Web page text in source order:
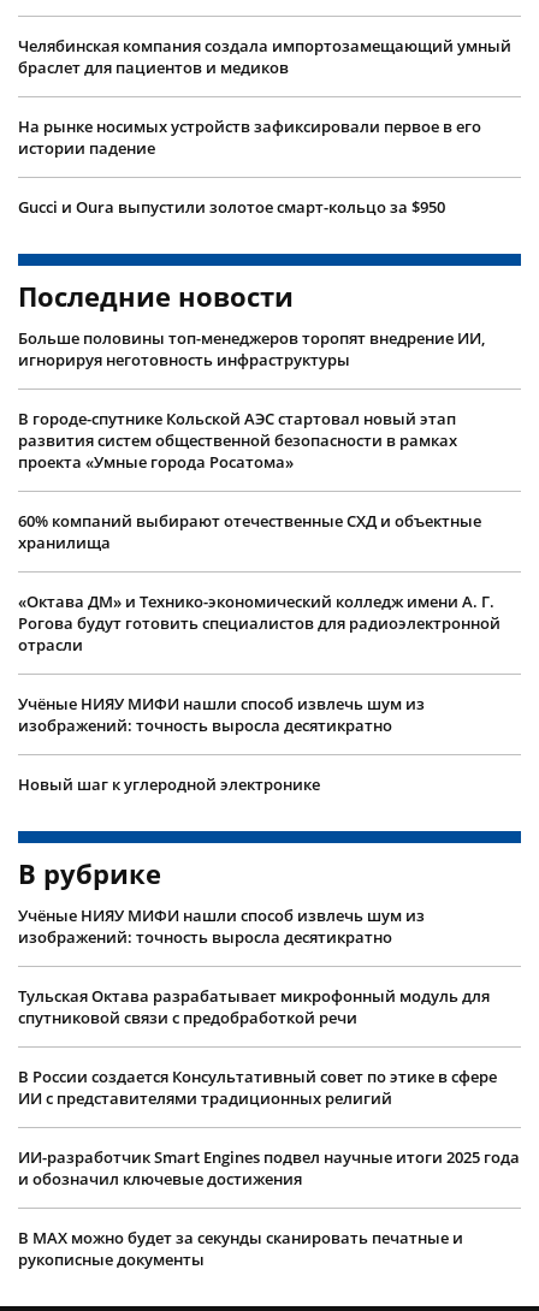
Челябинская компания создала импортозамещающий умный
браслет для пациентов и медиков
На рынке носимых устройств зафиксировали первое в его
истории падение
Gucci и Oura выпустили золотое смарт-кольцо за $950
Последние новости
Больше половины топ-менеджеров торопят внедрение ИИ,
игнорируя неготовность инфраструктуры
В городе-спутнике Кольской АЭС стартовал новый этап
развития систем общественной безопасности в рамках
проекта «Умные города Росатома»
60% компаний выбирают отечественные СХД и объектные
хранилища
«Октава ДМ» и Технико-экономический колледж имени А. Г.
Рогова будут готовить специалистов для радиоэлектронной
отрасли
Учëные НИЯУ МИФИ нашли способ извлечь шум из
изображений: точность выросла десятикратно
Новый шаг к углеродной электронике
В рубрике
Учëные НИЯУ МИФИ нашли способ извлечь шум из
изображений: точность выросла десятикратно
Тульская Октава разрабатывает микрофонный модуль для
спутниковой связи с предобработкой речи
В России создается Консультативный совет по этике в сфере
ИИ с представителями традиционных религий
ИИ-разработчик Smart Engines подвел научные итоги 2025 года
и обозначил ключевые достижения
В MAX можно будет за секунды сканировать печатные и
рукописные документы